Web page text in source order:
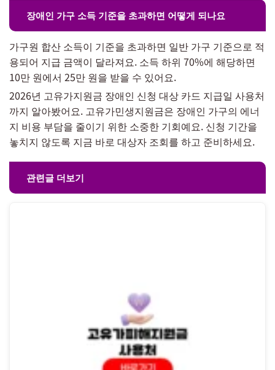
장애인 가구 소득 기준을 초과하면 어떻게 되나요
가구원 합산 소득이 기준을 초과하면 일반 가구 기준으로 적
용되어 지급 금액이 달라져요. 소득 하위 70%에 해당하면
10만 원에서 25만 원을 받을 수 있어요.
2026년 고유가지원금 장애인 신청 대상 카드 지급일 사용처
까지 알아봤어요. 고유가민생지원금은 장애인 가구의 에너
지 비용 부담을 줄이기 위한 소중한 기회예요. 신청 기간을
놓치지 않도록 지금 바로 대상자 조회를 하고 준비하세요.
관련글 더보기